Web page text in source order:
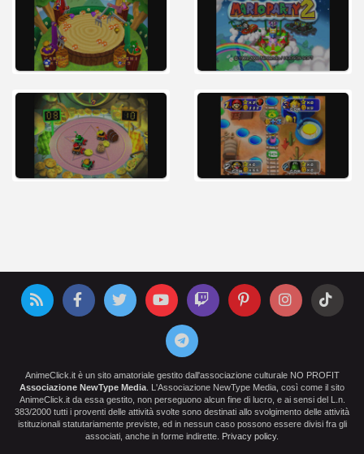
AnimeClick.it è un sito amatoriale gestito dall'associazione culturale NO PROFIT
Associazione NewType Media . L'Associazione NewType Media, così come il sito
AnimeClick.it da essa gestito, non perseguono alcun fine di lucro, e ai sensi del L.n.
383/2000 tutti i proventi delle attività svolte sono destinati allo svolgimento delle attività
istituzionali statutariamente previste, ed in nessun caso possono essere divisi fra gli
associati, anche in forme indirette. Privacy policy.